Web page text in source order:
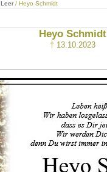
Leer/ Heyo Schmidt
Heyo Schmidt
† 13.10.2023